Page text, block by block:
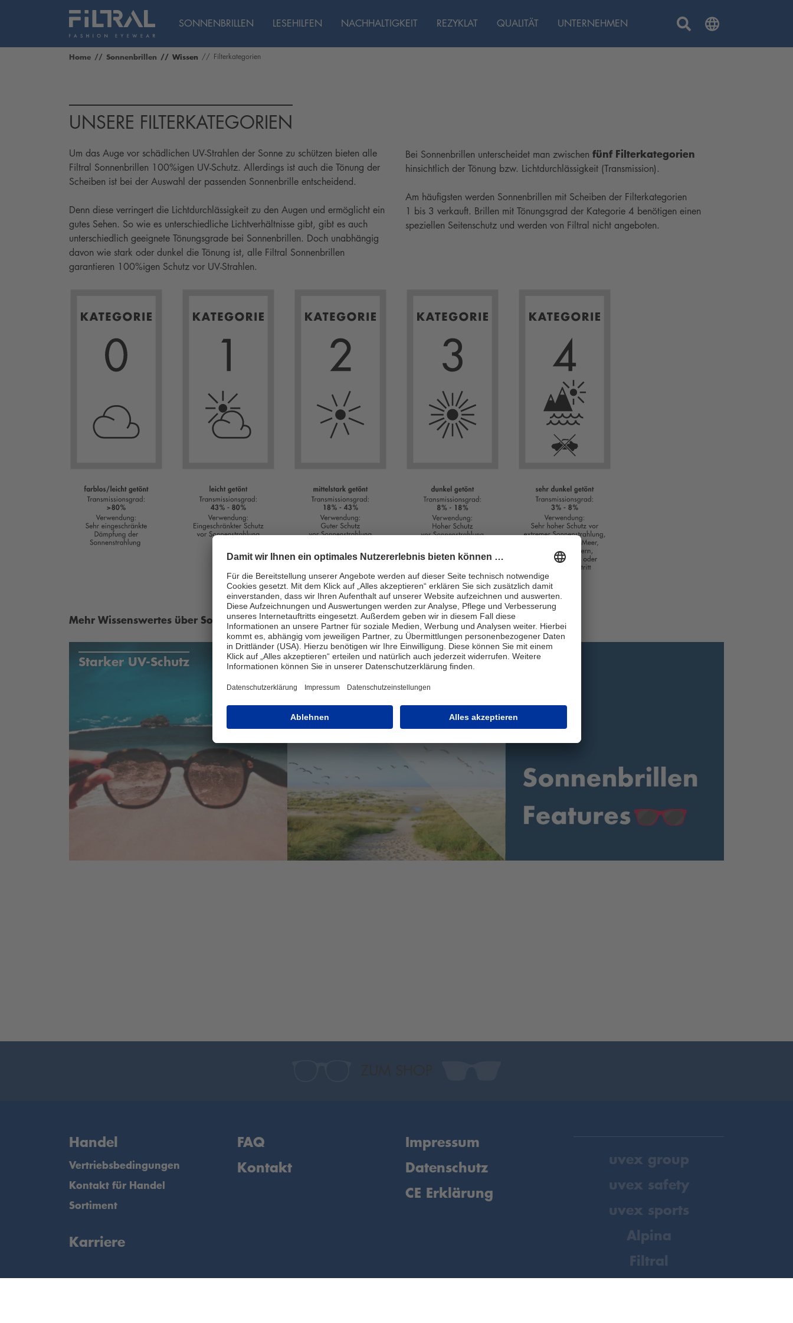
SONNENBRILLEN LESEHILFEN NACHHALTIGKEIT REZYKLAT QUALITÄT UNTERNEHMEN
Home Sonnenbrillen Wissen Filterkategorien
UNSERE FILTERKATEGORIEN
Um das Auge vor schädlichen UV-Strahlen der Sonne zu schützen bieten alle
Filtral Sonnenbrillen 100%igen UV-Schutz. Allerdings ist auch die Tönung der
Scheiben ist bei der Auswahl der passenden Sonnenbrille entscheidend.
Denn diese verringert die Lichtdurchlässigkeit zu den Augen und ermöglicht ein
gutes Sehen. So wie es unterschiedliche Lichtverhältnisse gibt, gibt es auch
unterschiedlich geeignete Tönungsgrade bei Sonnenbrillen. Doch unabhängig
davon wie stark oder dunkel die Tönung ist, alle Filtral Sonnenbrillen
garantieren 100%igen Schutz vor UV-Strahlen.
Bei Sonnenbrillen unterscheidet man zwischen fünf Filterkategorien
hinsichtlich der Tönung bzw. Lichtdurchlässigkeit (Transmission).
Am häufigsten werden Sonnenbrillen mit Scheiben der Filterkategorien
1 bis 3 verkauft. Brillen mit Tönungsgrad der Kategorie 4 benötigen einen
speziellen Seitenschutz und werden von Filtral nicht angeboten.
Mehr Wissenswertes über Sonnenbrillen:
Starker UV-Schutz
Polarisierte
ZUM SHOP
Handel
Vertriebsbedingungen
Kontakt für Handel
Sortiment
Karriere
FAQ
Kontakt
Impressum
Datenschutz
CE Erklärung
uvex group
uvex safety
uvex sports
Alpina
Filtral